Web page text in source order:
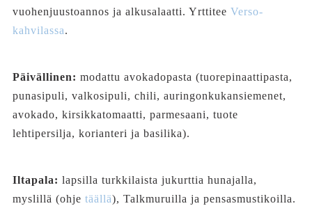
vuohenjuustoannos ja alkusalaatti. Yrttitee Verso-
kahvilassa.
Päivällinen: modattu avokadopasta (tuorepinaattipasta,
punasipuli, valkosipuli, chili, auringonkukansiemenet,
avokado, kirsikkatomaatti, parmesaani, tuote
lehtipersilja, korianteri ja basilika).
Iltapala: lapsilla turkkilaista jukurttia hunajalla,
myslillä (ohje täällä), Talkmuruilla ja pensasmustikoilla.